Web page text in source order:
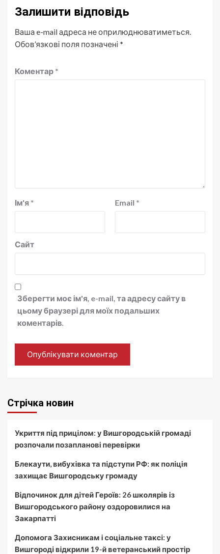
Залишити відповідь
Ваша e-mail адреса не оприлюднюватиметься.
Обов’язкові поля позначені *
Коментар *
Ім'я * Email *
Сайт
Зберегти моє ім'я, e-mail, та адресу сайту в
цьому браузері для моїх подальших
коментарів.
Стрічка новин
Укриття під прицілом: у Вишгородській громаді
розпочали позапланові перевірки
Блекаути, вибухівка та підступи РФ: як поліція
захищає Вишгородську громаду
Відпочинок для дітей Героїв: 26 школярів із
Вишгородського району оздоровилися на
Закарпатті
Допомога Захисникам і соціальне таксі: у
Вишгороді відкрили 19-й ветеранський простір